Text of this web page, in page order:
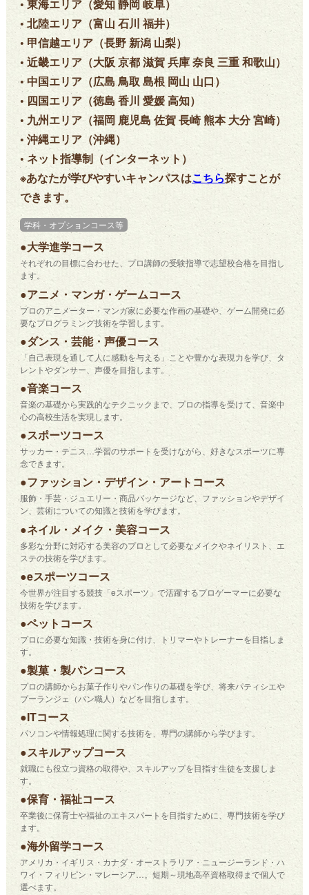
• 東海エリア（愛知 静岡 岐阜）
• 北陸エリア（富山 石川 福井）
• 甲信越エリア（長野 新潟 山梨）
• 近畿エリア（大阪 京都 滋賀 兵庫 奈良 三重 和歌山）
• 中国エリア（広島 鳥取 島根 岡山 山口）
• 四国エリア（徳島 香川 愛媛 高知）
• 九州エリア（福岡 鹿児島 佐賀 長崎 熊本 大分 宮崎）
• 沖縄エリア（沖縄）
• ネット指導制（インターネット）
※あなたが学びやすいキャンパスはこちら探すことが
できます。
学科・オプションコース等
●大学進学コース
それぞれの目標に合わせた、プロ講師の受験指導で志望校合格を目指し
ます。
●アニメ・マンガ・ゲームコース
プロのアニメーター・マンガ家に必要な作画の基礎や、ゲーム開発に必
要なプログラミング技術を学習します。
●ダンス・芸能・声優コース
「自己表現を通して人に感動を与える」ことや豊かな表現力を学び、タ
レントやダンサー、声優を目指します。
●音楽コース
音楽の基礎から実践的なテクニックまで、プロの指導を受けて、音楽中
心の高校生活を実現します。
●スポーツコース
サッカー・テニス…学習のサポートを受けながら、好きなスポーツに専
念できます。
●ファッション・デザイン・アートコース
服飾・手芸・ジュエリー・商品パッケージなど、ファッションやデザイ
ン、芸術についての知識と技術を学びます。
●ネイル・メイク・美容コース
多彩な分野に対応する美容のプロとして必要なメイクやネイリスト、エ
ステの技術を学びます。
●eスポーツコース
今世界が注目する競技「eスポーツ」で活躍するプロゲーマーに必要な
技術を学びます。
●ペットコース
プロに必要な知識・技術を身に付け、トリマーやトレーナーを目指しま
す。
●製菓・製パンコース
プロの講師からお菓子作りやパン作りの基礎を学び、将来パティシエや
ブーランジェ（パン職人）などを目指します。
●ITコース
パソコンや情報処理に関する技術を、専門の講師から学びます。
●スキルアップコース
就職にも役立つ資格の取得や、スキルアップを目指す生徒を支援しま
す。
●保育・福祉コース
卒業後に保育士や福祉のエキスパートを目指すために、専門技術を学び
ます。
●海外留学コース
アメリカ・イギリス・カナダ・オーストラリア・ニュージーランド・ハ
ワイ・フィリピン・マレーシア…。短期～現地高卒資格取得まで個人で
選べます。